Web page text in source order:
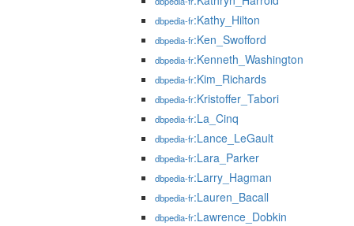
dbpedia-fr:Kathy_Hilton
dbpedia-fr:Ken_Swofford
dbpedia-fr:Kenneth_Washington
dbpedia-fr:Kim_Richards
dbpedia-fr:Kristoffer_Tabori
dbpedia-fr:La_Cinq
dbpedia-fr:Lance_LeGault
dbpedia-fr:Lara_Parker
dbpedia-fr:Larry_Hagman
dbpedia-fr:Lauren_Bacall
dbpedia-fr:Lawrence_Dobkin